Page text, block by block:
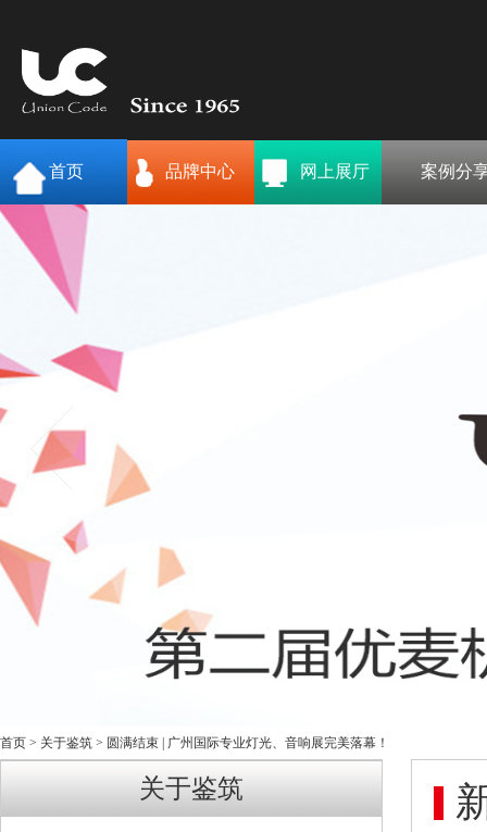
首页 品牌中心 网上展厅 案例分
首页 > 关于鉴筑 > 圆满结束 | 广州国际专业灯光、音响展完美落幕！
关于鉴筑